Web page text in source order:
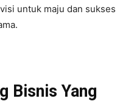
untuk maju dan sukses
Bisnis Yang